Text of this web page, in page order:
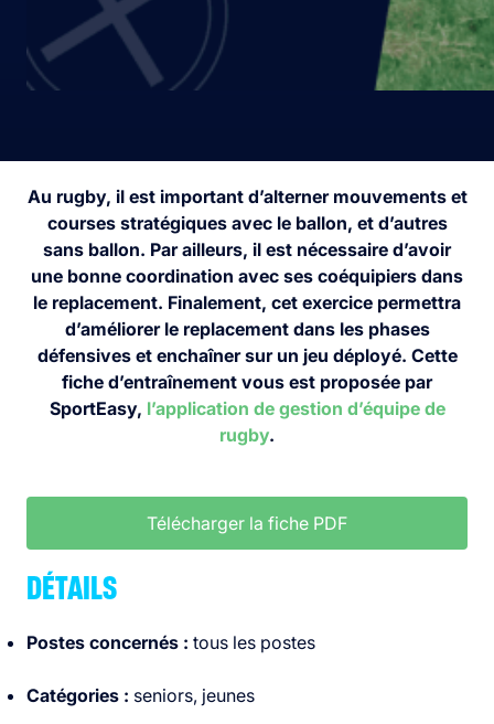
Au rugby, il est important d’alterner mouvements et
courses stratégiques avec le ballon, et d’autres
sans ballon. Par ailleurs, il est nécessaire d’avoir
une bonne coordination avec ses coéquipiers dans
le replacement. Finalement, cet exercice permettra
d’améliorer le replacement dans les phases
défensives et enchaîner sur un jeu déployé. Cette
fiche d’entraînement vous est proposée par
SportEasy, l’application de gestion d’équipe de
rugby.
Télécharger la fiche PDF
DÉTAILS
Postes concernés : tous les postes
Catégories : seniors, jeunes